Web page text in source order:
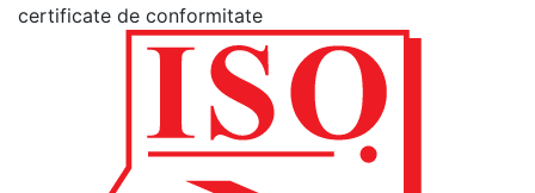
certificate de conformitate